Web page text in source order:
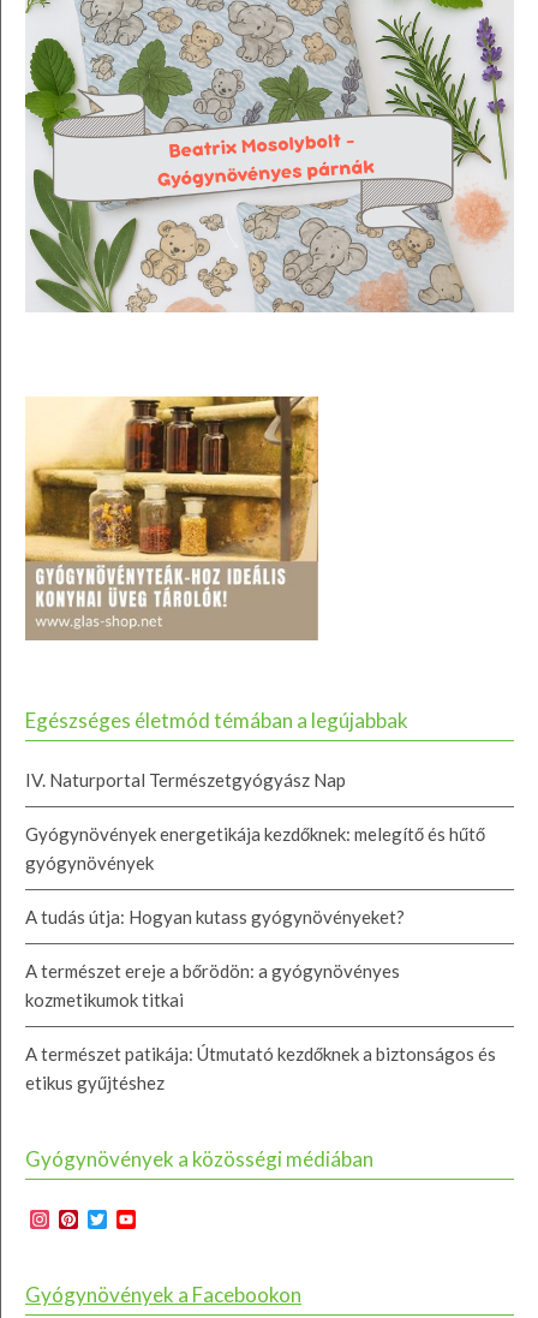
Egészséges életmód témában a legújabbak
IV. Naturportal Természetgyógyász Nap
Gyógynövények energetikája kezdőknek: melegítő és hűtő
gyógynövények
A tudás útja: Hogyan kutass gyógynövényeket?
A természet ereje a bőrödön: a gyógynövényes
kozmetikumok titkai
A természet patikája: Útmutató kezdőknek a biztonságos és
etikus gyűjtéshez
Gyógynövények a közösségi médiában
Instagram
Pinterest
Twitter
Gyógynövények a Facebookon